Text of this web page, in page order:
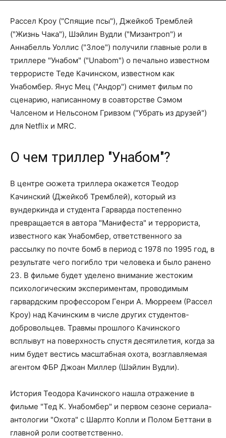
Рассел Кроу ("Спящие псы"), Джейкоб Тремблей
("Жизнь Чака"), Шэйлин Вудли ("Мизантроп") и
Аннабелль Уоллис ("Злое") получили главные роли в
триллере "Унабом" ("Unabom") о печально известном
террористе Теде Качинском, известном как
Унабомбер. Янус Мец ("Андор") снимет фильм по
сценарию, написанному в соавторстве Сэмом
Чалсеном и Нельсоном Гривзом ("Убрать из друзей")
для Netflix и MRC.
О чем триллер "Унабом"?
В центре сюжета триллера окажется Теодор
Качинский (Джейкоб Тремблей), который из
вундеркинда и студента Гарварда постепенно
превращается в автора "Манифеста" и террориста,
известного как Унабомбер, ответственного за
рассылку по почте бомб в период с 1978 по 1995 год, в
результате чего погибло три человека и было ранено
23. В фильме будет уделено внимание жестоким
психологическим экспериментам, проводимым
гарвардским профессором Генри А. Мюрреем (Рассел
Кроу) над Качинским в числе других студентов-
добровольцев. Травмы прошлого Качинского
всплывут на поверхность спустя десятилетия, когда за
ним будет вестись масштабная охота, возглавляемая
агентом ФБР Джоан Миллер (Шэйлин Вудли).
История Теодора Качинского нашла отражение в
фильме "Тед К. Унабомбер" и первом сезоне сериала-
антологии "Охота" с Шарлто Копли и Полом Беттани в
главной роли соответственно.